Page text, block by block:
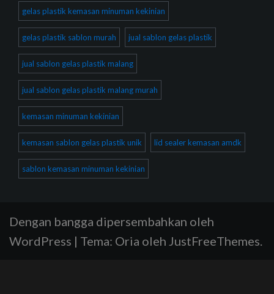
gelas plastik kemasan minuman kekinian
gelas plastik sablon murah jual sablon gelas plastik
jual sablon gelas plastik malang
jual sablon gelas plastik malang murah
kemasan minuman kekinian
kemasan sablon gelas plastik unik lid sealer kemasan amdk
sablon kemasan minuman kekinian
Dengan bangga dipersembahkan oleh
WordPress | Tema: Oria oleh JustFreeThemes.